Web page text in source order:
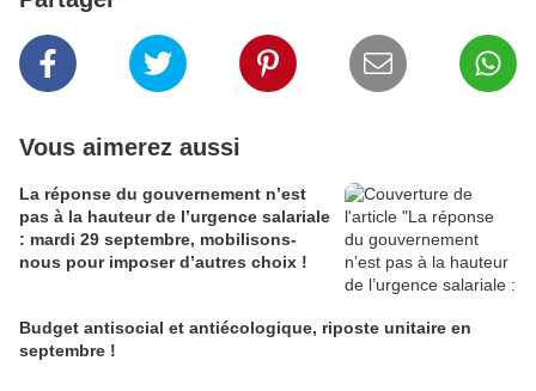
Vous aimerez aussi
La réponse du gouvernement n’est
pas à la hauteur de l’urgence salariale
: mardi 29 septembre, mobilisons-
nous pour imposer d’autres choix !
Budget antisocial et antiécologique, riposte unitaire en
septembre !